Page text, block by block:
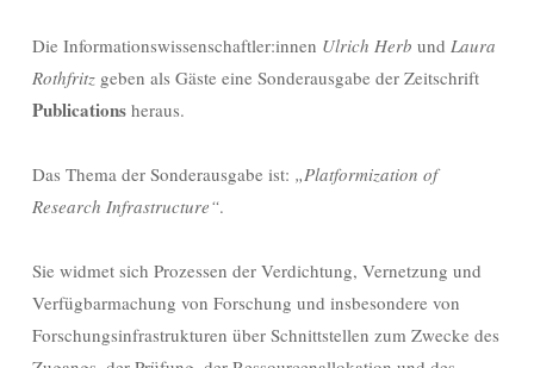
Die Informationswissenschaftler:innen Ulrich Herb und Laura
Rothfritz geben als Gäste eine Sonderausgabe der Zeitschrift
Publications heraus.
Das Thema der Sonderausgabe ist: „Platformization of
Research Infrastructure“.
Sie widmet sich Prozessen der Verdichtung, Vernetzung und
Verfügbarmachung von Forschung und insbesondere von
Forschungsinfrastrukturen über Schnittstellen zum Zwecke des